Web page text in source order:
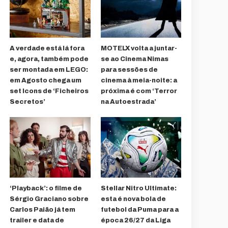
A verdade está lá fora
e, agora, também pode
ser montada em LEGO:
em Agosto chega um
set Icons de ‘Ficheiros
Secretos’
MOTELX volta a juntar-
se ao Cinema Nimas
para sessões de
cinema à meia-noite: a
próxima é com ‘Terror
na Autoestrada’
‘Playback’: o filme de
Sérgio Graciano sobre
Carlos Paião já tem
trailer e data de
Stellar Nitro Ultimate:
esta é nova bola de
futebol da Puma para a
época 26/27 da Liga